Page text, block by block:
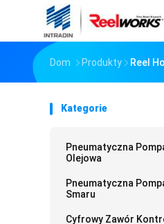
Dom Produkty Reel
Kategorie
Pneumatyczna
Olejowa
Pneumatyczna
Smaru
Cyfrowy Zawór